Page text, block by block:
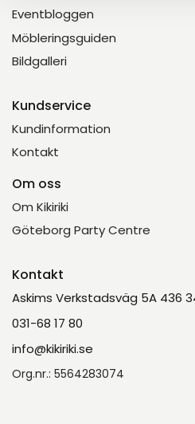
Eventbloggen
Möbleringsguiden
Bildgalleri
Kundservice
Kundinformation
Kontakt
Om oss
Om Kikiriki
Göteborg Party Centre
Kontakt
Askims Verkstadsväg 5A 436
031-68 17 80
info@kikiriki.se
Org.nr.: 5564283074